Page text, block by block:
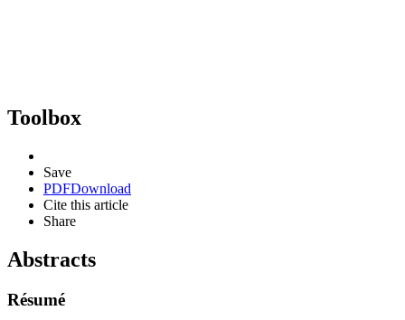
Toolbox
Save
PDFDownload
Cite this article
Share
Abstracts
Résumé